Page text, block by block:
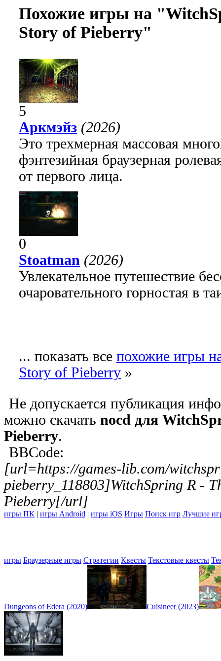
Похожие игры на
Story of Pieberry"
5
Аркмэйз (2026)
Это трехмерная массовая
фэнтезийная браузерная
от первого лица.
0
Stoatman (2026)
Увлекательное путешествие
очаровательного горностая в
... показать все похожие игры
Story of Pieberry »
Не допускается публикация
можно скачать nocd для
Pieberry.
BBCode:
[url=https://games-lib.com/
pieberry_118803]WitchSpring R -
Pieberry[/url]
игры ПК | игры Android | игры iOS Игры Поиск игр Лучшие
игры Браузерные игры Стратегии Квесты Текстовые квесты
Dungeons of Edera (2020) Cuisineer (2023)